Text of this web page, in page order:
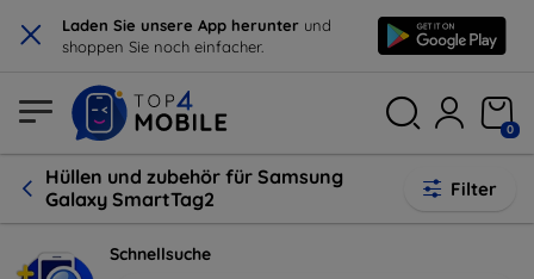
× Laden Sie unsere App herunter und
shoppen Sie noch einfacher.
0
Hüllen und zubehör für Samsung
Galaxy SmartTag2
Filter
Schnellsuche